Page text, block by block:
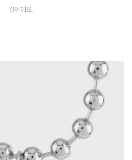
걸이에요.